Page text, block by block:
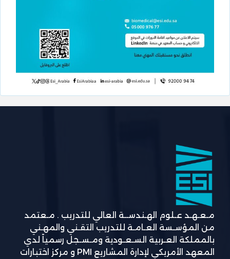
مـعـهـد عـلوم الهـندســة العالي للتدريب . مـعتمد
من المؤسـسة العـامـة للتدريب التقـني والمهـني
بالمملكة العـربية السـعـودية ومـسـجل رسمياً لدي
المعهد الأمريكي لإدارة المشاريع PMI و مركز اختبارات